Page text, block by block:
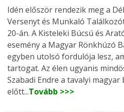
Idén először rendezik meg a
Versenyt és Munkaló
20-án. A Kisteleki Búcsú és
esemény a Magyar Rönkhúzó
egyben utolsó fordulója lesz,
tartogat. Az élen ugyanis
Szabadi Endre a tavalyi
előtt...Tovább >>>